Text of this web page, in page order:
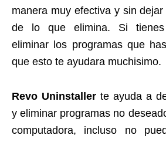
manera muy efectiva y sin
de lo que elimina. Si tienes
eliminar los programas que
que esto te ayudara muchisimo.
Revo Uninstaller te ayuda a
y eliminar programas no
computadora, incluso no